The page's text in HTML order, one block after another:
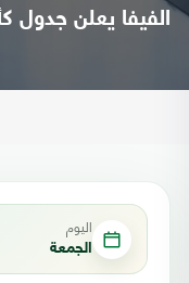
الفيفا يعلن جدول
اليوم
الجمعة